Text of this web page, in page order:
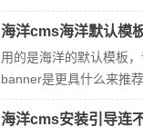
标签和嵌套if标签subif(
习！ 第一步，从免费海
（http://
模板并下载，特别说明都
保证使用哦。 第二步，
到网站templets目录下
用的是海洋的默认模板
banner是更具什么来推
数量调大， 但是并不是
里，不知道是受什么影响
海洋cms安装引导连